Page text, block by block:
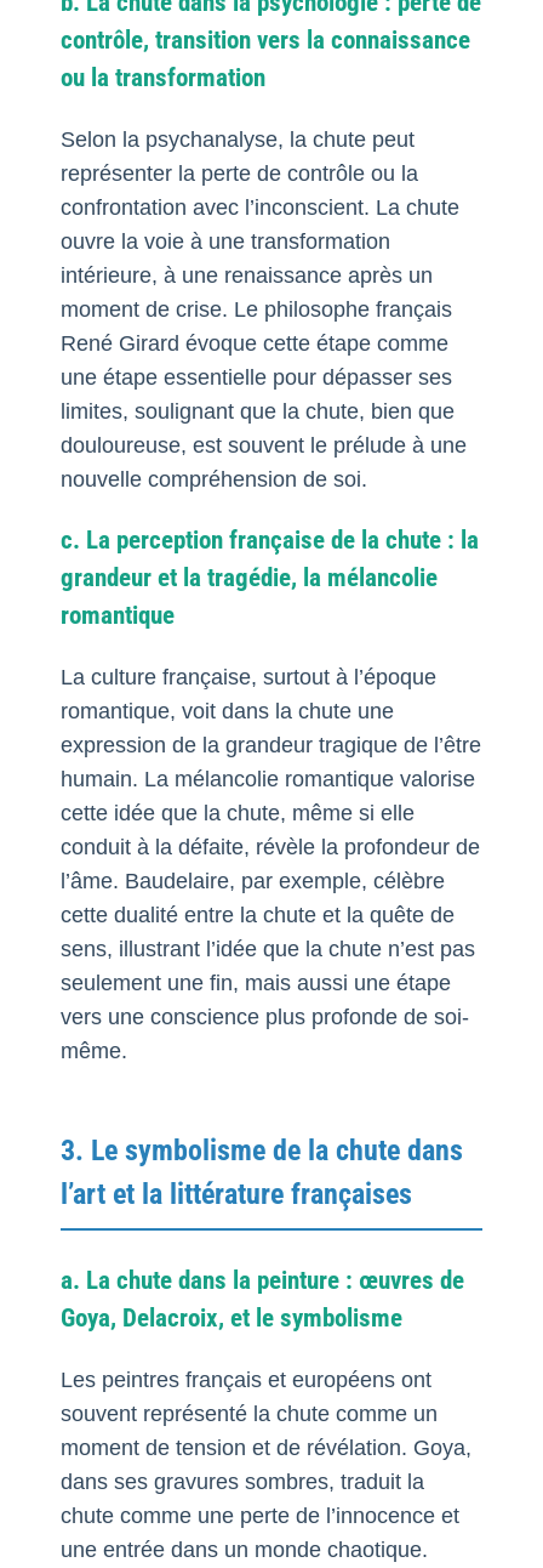
contrôle, transition vers la connaissance
ou la transformation
Selon la psychanalyse, la chute peut
représenter la perte de contrôle ou la
confrontation avec l’inconscient. La chute
ouvre la voie à une transformation
intérieure, à une renaissance après un
moment de crise. Le philosophe français
René Girard évoque cette étape comme
une étape essentielle pour dépasser ses
limites, soulignant que la chute, bien que
douloureuse, est souvent le prélude à une
nouvelle compréhension de soi.
c. La perception française de la chute : la
grandeur et la tragédie, la mélancolie
romantique
La culture française, surtout à l’époque
romantique, voit dans la chute une
expression de la grandeur tragique de l’être
humain. La mélancolie romantique valorise
cette idée que la chute, même si elle
conduit à la défaite, révèle la profondeur de
l’âme. Baudelaire, par exemple, célèbre
cette dualité entre la chute et la quête de
sens, illustrant l’idée que la chute n’est pas
seulement une fin, mais aussi une étape
vers une conscience plus profonde de soi-
même.
3. Le symbolisme de la chute dans
l’art et la littérature françaises
a. La chute dans la peinture : œuvres de
Goya, Delacroix, et le symbolisme
Les peintres français et européens ont
souvent représenté la chute comme un
moment de tension et de révélation. Goya,
dans ses gravures sombres, traduit la
chute comme une perte de l’innocence et
une entrée dans un monde chaotique.